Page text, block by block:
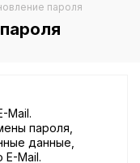
пароля
Mail.
пароля,
данные,
E-Mail.